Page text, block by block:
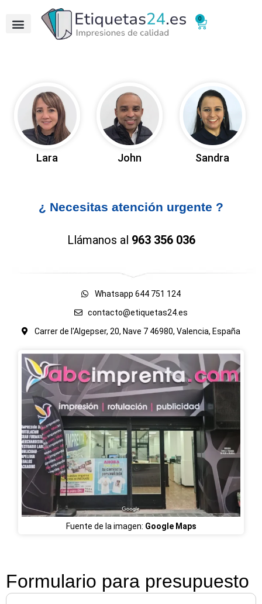
0
Lara John Sandra
¿ Necesitas atención urgente ?
Llámanos al 963 356 036
Whatsapp 644 751 124
contacto@etiquetas24.es
Carrer de l'Algepser, 20, Nave 7 46980, Valencia, España
Fuente de la imagen: Google Maps
Formulario para presupuesto